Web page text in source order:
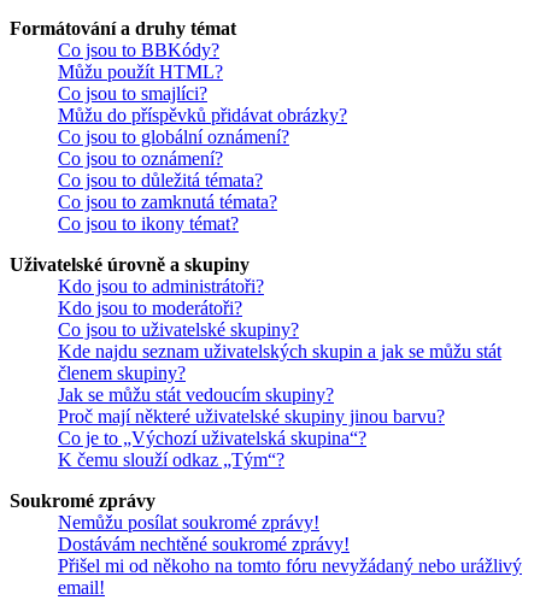
Formátování a druhy témat
Co jsou to BBKódy?
Můžu použít HTML?
Co jsou to smajlíci?
Můžu do příspěvků přidávat obrázky?
Co jsou to globální oznámení?
Co jsou to oznámení?
Co jsou to důležitá témata?
Co jsou to zamknutá témata?
Co jsou to ikony témat?
Uživatelské úrovně a skupiny
Kdo jsou to administrátoři?
Kdo jsou to moderátoři?
Co jsou to uživatelské skupiny?
Kde najdu seznam uživatelských skupin a jak se můžu stát
členem skupiny?
Jak se můžu stát vedoucím skupiny?
Proč mají některé uživatelské skupiny jinou barvu?
Co je to „Výchozí uživatelská skupina“?
K čemu slouží odkaz „Tým“?
Soukromé zprávy
Nemůžu posílat soukromé zprávy!
Dostávám nechtěné soukromé zprávy!
Přišel mi od někoho na tomto fóru nevyžádaný nebo urážlivý
email!